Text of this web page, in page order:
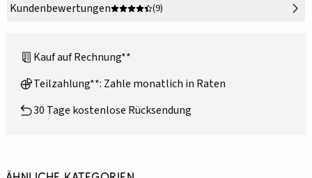
Kundenbewertungen
(9)
Kauf auf Rechnung**
Teilzahlung**: Zahle monatlich in Raten
30 Tage kostenlose Rücksendung